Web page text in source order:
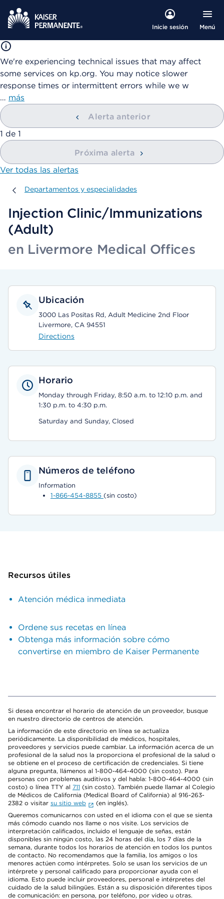
Inicie sesión Menú
We're experiencing technical issues that may affect
some services on kp.org. You may notice slower
response times or intermittent errors while we w
… más
Alerta anterior
mostrando
1 de 1
Próxima alerta
Ver todas las alertas
Departamentos y especialidades
Departamentos y especialidades
Injection Clinic/Immunizations
(Adult)
en Livermore Medical Offices
Ubicación
3000 Las Positas Rd, Adult Medicine 2nd Floor
Livermore, CA 94551
Directions
Horario
Monday through Friday, 8:50 a.m. to 12:10 p.m. and
1:30 p.m. to 4:30 p.m.
Saturday and Sunday, Closed
Números de teléfono
Information
1-866-454-8855 (sin costo)
Recursos útiles
Atención médica inmediata
Ordene sus recetas en línea
Obtenga más información sobre cómo
convertirse en miembro de Kaiser Permanente
Si desea encontrar el horario de atención de un proveedor, busque
en nuestro directorio de centros de atención.
La información de este directorio en línea se actualiza
periódicamente. La disponibilidad de médicos, hospitales,
proveedores y servicios puede cambiar. La información acerca de un
profesional de la salud nos la proporciona el profesional de la salud o
se obtiene en el proceso de certificación de credenciales. Si tiene
alguna pregunta, llámenos al 1-800-464-4000 (sin costo). Para
personas con problemas auditivos y del habla: 1-800-464-4000 (sin
costo) o línea TTY al 711 (sin costo). También puede llamar al Colegio
de Médicos de California (Medical Board of California) al 916-263-
2382 o visitar su sitio web
(en inglés).
Queremos comunicarnos con usted en el idioma con el que se sienta
más cómodo cuando nos llame o nos visite. Los servicios de
interpretación calificados, incluido el lenguaje de señas, están
disponibles sin ningún costo, las 24 horas del día, los 7 días de la
semana, durante todos los horarios de atención en todos los puntos
de contacto. No recomendamos que la familia, los amigos o los
menores actúen como intérpretes. Solo se usan los servicios de un
intérprete y personal calificado para proporcionar ayuda con el
idioma. Esto puede incluir proveedores, personal e intérpretes del
cuidado de la salud bilingües. Están a su disposición diferentes tipos
de comunicación: en persona, por teléfono, por video u otras.